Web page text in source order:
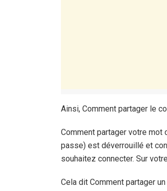
Ainsi, Comment partager le
Comment partager votre
passe) est déverrouillé et
souhaitez connecter. Sur
Cela dit Comment partager